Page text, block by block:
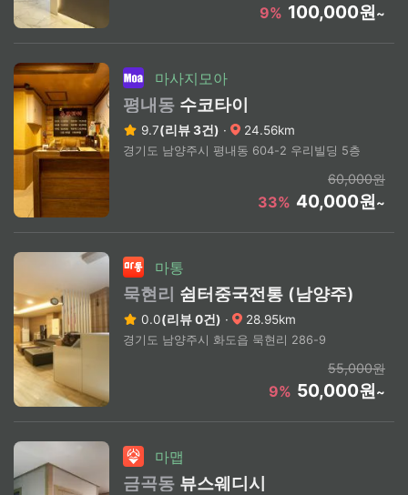
9% 100,000원~
마사지모아
평내동 수코타이
9.7(리뷰 3건) · 24.56km
경기도 남양주시 평내동 604-2 우리빌딩 5층
60,000원
33% 40,000원~
마통
묵현리 쉼터중국전통 (남양주)
0.0(리뷰 0건) · 28.95km
경기도 남양주시 화도읍 묵현리 286-9
55,000원
9% 50,000원~
마맵
금곡동 뷰스웨디시